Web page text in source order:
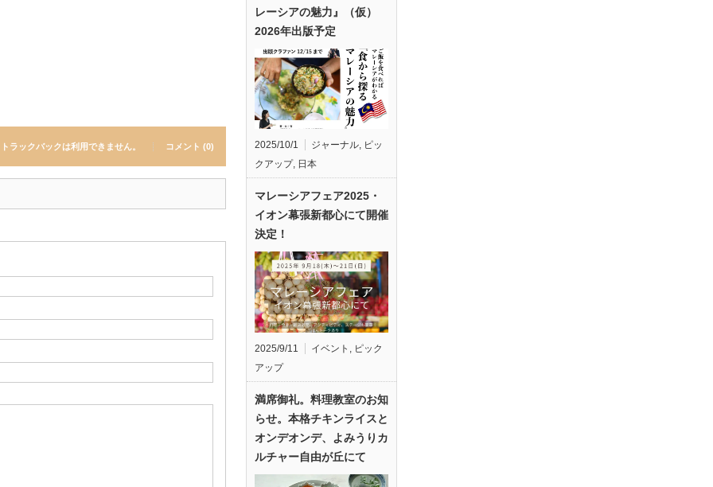
トラックバックは利用できません。 コメント (0)
レーシアの魅力』（仮）
2026年出版予定
2025/10/1 ジャーナル, ピッ
クアップ, 日本
マレーシアフェア2025・
イオン幕張新都心にて開催
決定！
2025/9/11 イベント , ピック
アップ
満席御礼。料理教室のお知
らせ。本格チキンライスと
オンデオンデ、よみうりカ
ルチャー自由が丘にて